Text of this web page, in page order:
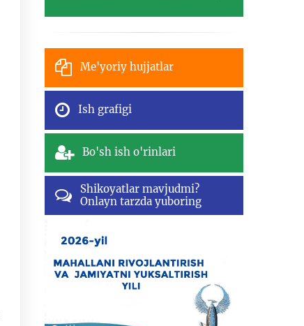
Me'yoriy hujjatlar
Ish grafigi
Bo'sh ish o'rinlari
Shikoyatlar mavjudmi?
Onlayn tarzda yuboring